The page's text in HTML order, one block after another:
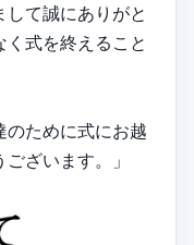
て誠にありがと
式を終えること
のために式にお越
ざいます。」